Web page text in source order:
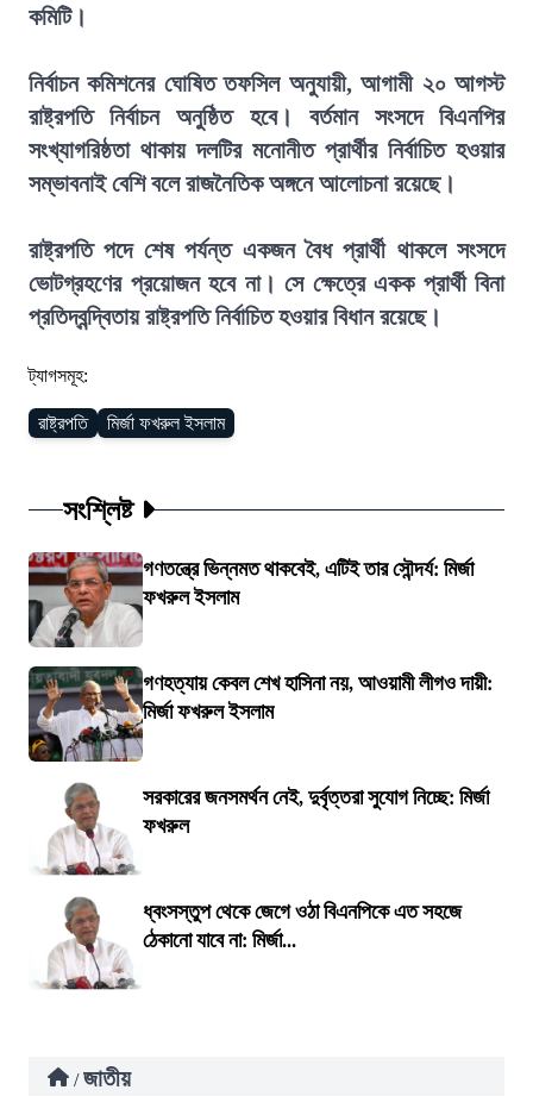
কমিটি।
নির্বাচন কমিশনের ঘোষিত তফসিল অনুযায়ী, আগামী ২০ আগস্ট
রাষ্ট্রপতি নির্বাচন অনুষ্ঠিত হবে। বর্তমান সংসদে বিএনপির
সংখ্যাগরিষ্ঠতা থাকায় দলটির মনোনীত প্রার্থীর নির্বাচিত হওয়ার
সম্ভাবনাই বেশি বলে রাজনৈতিক অঙ্গনে আলোচনা রয়েছে।
রাষ্ট্রপতি পদে শেষ পর্যন্ত একজন বৈধ প্রার্থী থাকলে সংসদে
ভোটগ্রহণের প্রয়োজন হবে না। সে ক্ষেত্রে একক প্রার্থী বিনা
প্রতিদ্বন্দ্বিতায় রাষ্ট্রপতি নির্বাচিত হওয়ার বিধান রয়েছে।
ট্যাগসমূহ:
রাষ্ট্রপতি মির্জা ফখরুল ইসলাম
সংশ্লিষ্ট
গণতন্ত্রে ভিন্নমত থাকবেই, এটিই তার সৌন্দর্য: মির্জা
ফখরুল ইসলাম
গণহত্যায় কেবল শেখ হাসিনা নয়, আওয়ামী লীগও দায়ী:
মির্জা ফখরুল ইসলাম
সরকারের জনসমর্থন নেই, দুর্বৃত্তরা সুযোগ নিচ্ছে: মির্জা
ফখরুল
ধ্বংসস্তুপ থেকে জেগে ওঠা বিএনপিকে এত সহজে
ঠেকানো যাবে না: মির্জা...
/ জাতীয়